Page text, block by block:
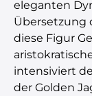
eleganten
Übersetzung
diese Figur
intensiviert
der Golden